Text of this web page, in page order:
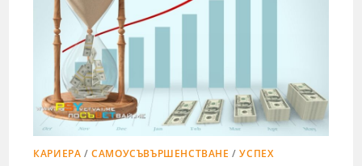
КАРИЕРА /САМОУСЪВЪРШЕНСТВАНЕ /УСПЕХ